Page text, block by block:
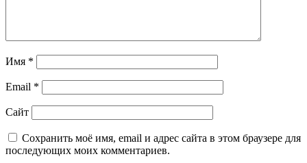
Имя *
Email *
Сайт
Сохранить моё имя, email и адрес сайта в этом браузере для
последующих моих комментариев.